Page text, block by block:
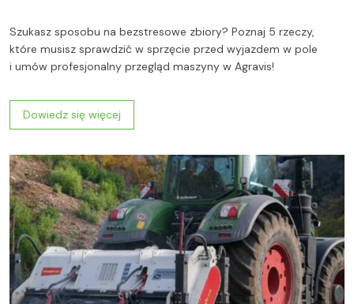
Szukasz sposobu na bezstresowe zbiory? Poznaj 5 rzeczy,
które musisz sprawdzić w sprzęcie przed wyjazdem w pole
i umów profesjonalny przegląd maszyny w Agravis!
Dowiedz się więcej